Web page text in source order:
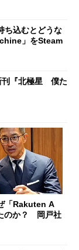
ち込むとどうな
」をSteam
刊『北極星 僕た
「Rakuten A
のか？ 岡戸社